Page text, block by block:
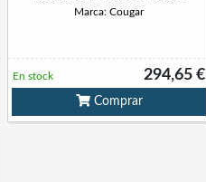
Marca: Cougar
294,65 €
En stock
Comprar